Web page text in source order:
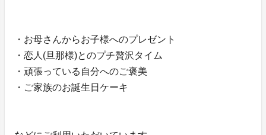
・お母さんからお子様へのプレゼント
・恋人(旦那様)とのプチ贅沢タイム
・頑張っている自分へのご褒美
・ご家族のお誕生日ケーキ